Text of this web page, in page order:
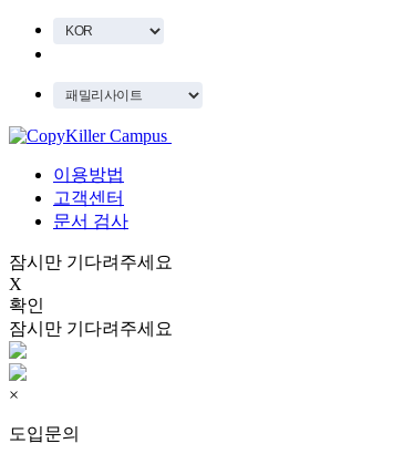
이용방법
고객센터
문서 검사
잠시만 기다려주세요
X
확인
잠시만 기다려주세요
×
도입문의